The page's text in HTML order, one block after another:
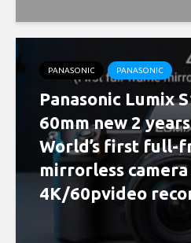
PANASONIC PANASONIC
Panasonic Lumix
60mm new 2
World’s first full-
mirrorless
4K/60pvideo